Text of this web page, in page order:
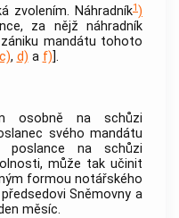
zvolením. Náhradník1)
za nějž náhradník
mandátu tohoto
c), d) a f)].
osobně na schůzi
svého mandátu
poslance na schůzi
může tak učinit
formou notářského
Sněmovny a
měsíc.